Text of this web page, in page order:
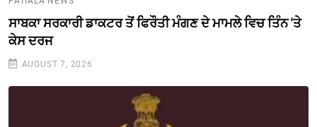
ਸਾਬਕਾ ਸਰਕਾਰੀ ਡਾਕਟਰ ਤੋਂ ਫਿਰੌਤੀ ਮੰਗਣ ਦੇ ਮਾਮਲੇ ਵਿਚ ਤਿੰਨ 'ਤੇ
ਕੇਸ ਦਰਜ
AUGUST 7, 2026